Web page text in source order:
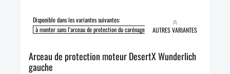
Disponible dans les variantes suivantes:
à monter sans l'arceau de protection du carénage
à monter avec l'arceau de
AUTRES VARIANTES
Arceau de protection moteur DesertX Wunderlich
gauche